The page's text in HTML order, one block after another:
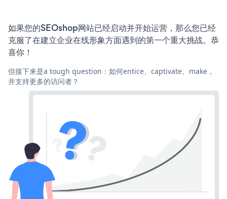
如果您的SEOshop网站已经启动并开始运营，那么您已经
克服了在建立企业在线形象方面遇到的第一个重大挑战。恭
喜你！
但接下来是a tough question：如何entice、captivate、make，
并支持更多的访问者？